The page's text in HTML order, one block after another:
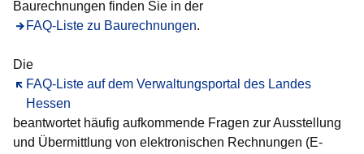
Baurechnungen finden Sie in der
FAQ-Liste zu Baurechnungen.
Die
FAQ-Liste auf dem Verwaltungsportal des Landes
Hessen
Öffnet sich in einem neuen Fenster
beantwortet häufig aufkommende Fragen zur Ausstellung
und Übermittlung von elektronischen Rechnungen (E-